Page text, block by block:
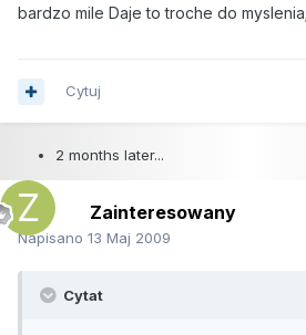
bardzo mile Daje to troche do
Cytuj
2 months later...
Zainteresowany
Napisano 13 Maj 2009
Cytat